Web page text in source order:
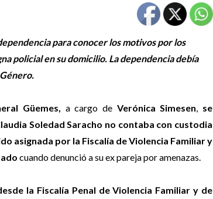
para conocer los motivos por los
policial en su domicilio. La dependencia debía
Güemes, a cargo de Verónica Simesen
se
Soledad Saracho no contaba con custodia
asignada por la Fiscalía de Violencia Familiar y
cuando denunció a su ex pareja por amenazas.
la Fiscalía Penal de Violencia Familiar y de